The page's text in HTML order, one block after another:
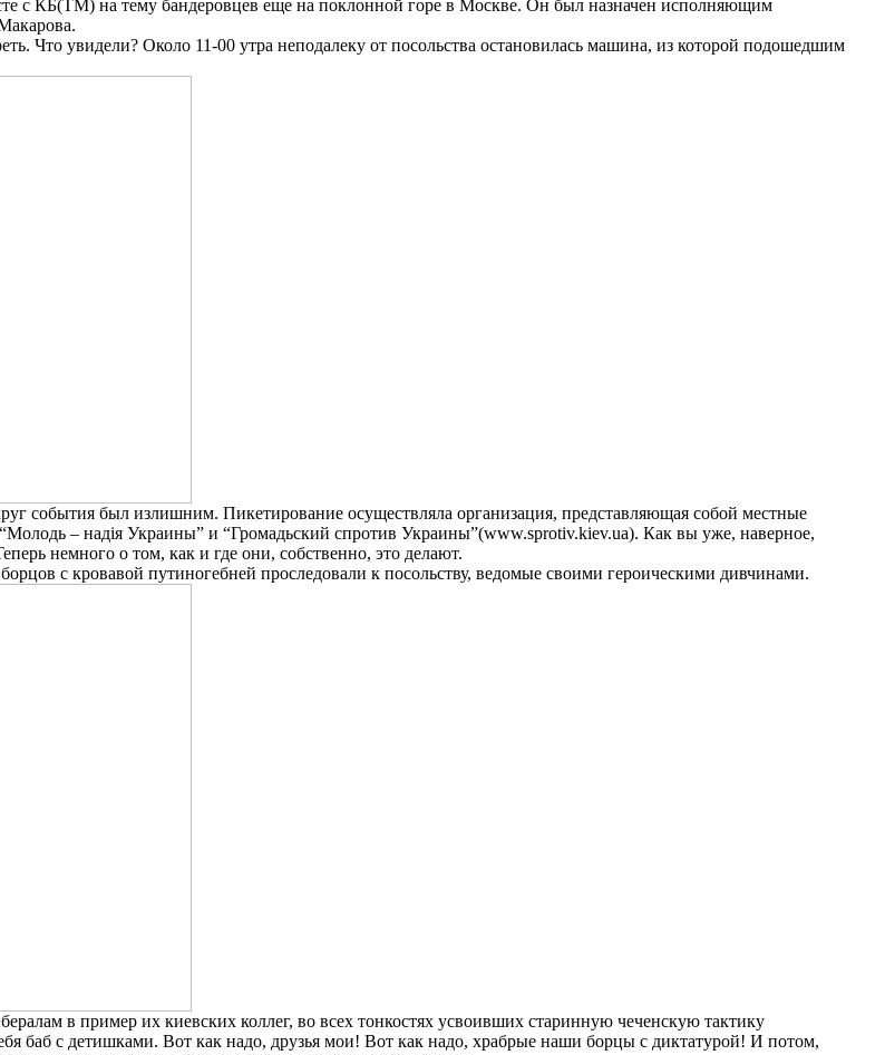
с КБ(ТМ) на тему бандеровцев еще на поклонной горе в Москве. Он был назначен исполняющим
Что увидели? Около 11-00 утра неподалеку от посольства остановилась машина, из которой подошедшим
события был излишним. Пикетирование осуществляла организация, представляющая собой местные
– надiя Украины” и “Громадьский спротив Украины”(www.sprotiv.kiev.ua). Как вы уже, наверное,
немного о том, как и где они, собственно, это делают.
с кровавой путиногебней проследовали к посольству, ведомые своими героическими дивчинами.
в пример их киевских коллег, во всех тонкостях усвоивших старинную чеченскую тактику
баб с детишками. Вот как надо, друзья мои! Вот как надо, храбрые наши борцы с диктатурой! И потом,